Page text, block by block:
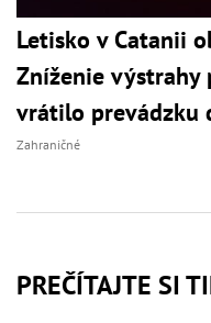
Letisko v Catanii
Zníženie výstrahy
vrátilo prevádzku
Zahraničné
PREČÍTAJTE SI